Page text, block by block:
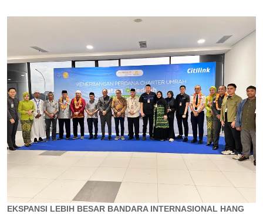
EKSPANSI LEBIH BESAR BANDARA INTERNASIONAL HANG